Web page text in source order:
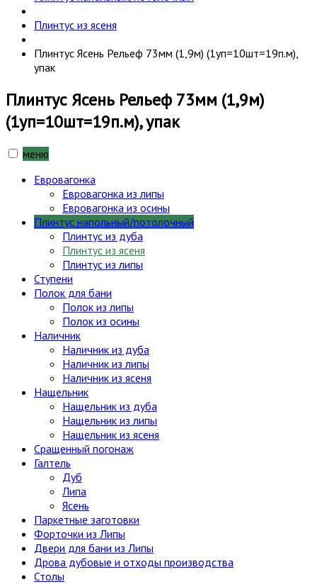
Плинтус из ясеня
Плинтус Ясень Рельеф 73мм (1,9м) (1уп=10шт=19п.м),
упак
Плинтус Ясень Рельеф 73мм (1,9м)
(1уп=10шт=19п.м), упак
меню
Евровагонка
Евровагонка из липы
Евровагонка из осины
Плинтус напольный/потолочный
Плинтус из дуба
Плинтус из ясеня
Плинтус из липы
Ступени
Полок для бани
Полок из липы
Полок из осины
Наличник
Наличник из дуба
Наличник из липы
Наличник из ясеня
Нащельник
Нащельник из дуба
Нащельник из липы
Нащельник из ясеня
Сращенный погонаж
Галтель
Дуб
Липа
Ясень
Паркетные заготовки
Форточки из Липы
Двери для бани из Липы
Дрова дубовые и отходы производства
Столы